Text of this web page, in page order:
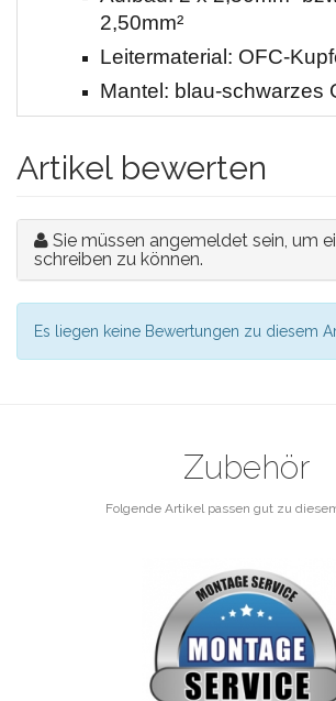
2,50mm²
Leitermaterial: OFC-
Mantel: blau-schwarzes
Artikel bewerten
Sie müssen angemeldet sein, um
schreiben zu können.
Es liegen keine Bewertungen zu diesem
Zubehör
Folgende Artikel passen gut zu